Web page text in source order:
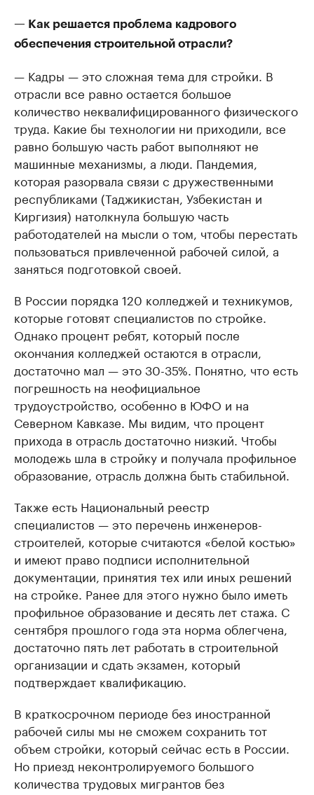
— Как решается проблема кадрового
обеспечения строительной отрасли?
— Кадры — это сложная тема для стройки. В
отрасли все равно остается большое
количество неквалифицированного физического
труда. Какие бы технологии ни приходили, все
равно большую часть работ выполняют не
машинные механизмы, а люди. Пандемия,
которая разорвала связи с дружественными
республиками (Таджикистан, Узбекистан и
Киргизия) натолкнула большую часть
работодателей на мысли о том, чтобы перестать
пользоваться привлеченной рабочей силой, а
заняться подготовкой своей.
В России порядка 120 колледжей и техникумов,
которые готовят специалистов по стройке.
Однако процент ребят, который после
окончания колледжей остаются в отрасли,
достаточно мал — это 30-35%. Понятно, что есть
погрешность на неофициальное
трудоустройство, особенно в ЮФО и на
Северном Кавказе. Мы видим, что процент
прихода в отрасль достаточно низкий. Чтобы
молодежь шла в стройку и получала профильное
образование, отрасль должна быть стабильной.
Также есть Национальный реестр
специалистов — это перечень инженеров-
строителей, которые считаются «белой костью»
и имеют право подписи исполнительной
документации, принятия тех или иных решений
на стройке. Ранее для этого нужно было иметь
профильное образование и десять лет стажа. С
сентября прошлого года эта норма облегчена,
достаточно пять лет работать в строительной
организации и сдать экзамен, который
подтверждает квалификацию.
В краткосрочном периоде без иностранной
рабочей силы мы не сможем сохранить тот
объем стройки, который сейчас есть в России.
Но приезд неконтролируемого большого
количества трудовых мигрантов без